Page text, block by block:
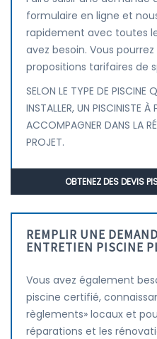
formulaire en ligne et
rapidement avec toutes
avez besoin. Vous
propositions tarifaires de
SELON LE TYPE DE PISCINE
INSTALLER, UN PISCINISTE
ACCOMPAGNER DANS LA
PROJET.
OBTENEZ DES DEVIS
REMPLIR UNE
ENTRETIEN PISCINE
Vous avez également
piscine certifié,
règlements» locaux et
réparations et les